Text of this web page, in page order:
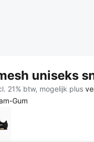
uniseks
21% btw, mogelijk plus
Gum
GumBlack-Buttercream